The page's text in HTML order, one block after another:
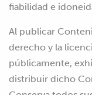
fiabilidad e
Al publicar
derecho y la
públicamente,
distribuir dicho